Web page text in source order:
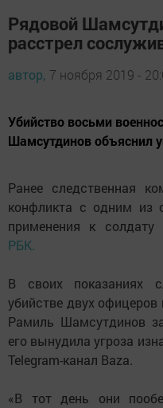
Рядовой
расстрел
автор, 7 ноября 2019 -
Убийство восьми
Шамсутдинов объяснил
Ранее следственная
конфликта с одним из
применения к солдату
РБК.
В своих показаниях
убийстве двух
Рамиль Шамсутдинов
его вынудила угроза
Telegram-канал Baza.
«В тот день они